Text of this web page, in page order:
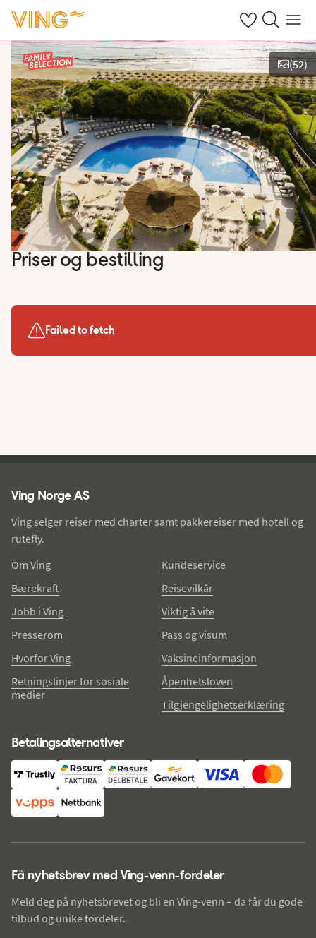
Se dine sparte
Søk påMeny
Vis bilder
(52)
Priser og bestilling
Failed to fetch
Ving Norge AS
Ving selger reiser med charter samt pakkereiser med hotell og
rutefly.
Om Ving
Bærekraft
Jobb i Ving
Presserom
Hvorfor Ving
Retningslinjer for sosiale
medier
Kundeservice
Reisevilkår
Viktig å vite
Pass og visum
Vaksineinformasjon
Åpenhetsloven
Tilgjengelighetserklæring
Betalingsalternativer
Få nyhetsbrev med Ving-venn-fordeler
Meld deg på nyhetsbrevet og bli en Ving-venn – da får du gode
tilbud og unike fordeler.